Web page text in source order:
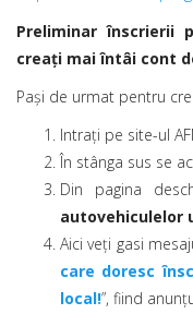
Preliminar înscrierii
creați mai întâi cont
Pași de urmat pentru
Intrați pe site-ul
În stânga sus se
Din pagina
autovehiculelor
Aici veți gasi
care doresc
local!”, fiind